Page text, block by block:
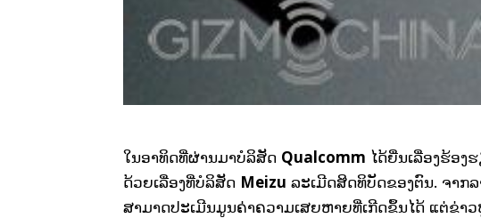
ໃນອາທິດທີ່ຜ່ານມາບໍລິສັດ Qualcomm ໄດ້ຍື່ນເລື່ອງຮ້ອງ
ດ້ວຍເລື່ອງທີ່ບໍລິສັດ Meizu ລະເມີດສິດທິບັດຂອງຕົນ. ຈາກ
ສາມາດປະເມີນມູນຄ່າຄວາມເສຍຫາຍທີ່ເກີດຂຶ້ນໄດ້ ແຕ່ຂ່າ